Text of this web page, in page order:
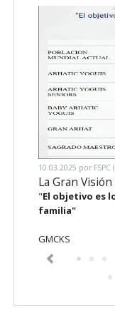
10.03.2025 por
La Gran Visión
"El objetivo es
familia"
GMCKS